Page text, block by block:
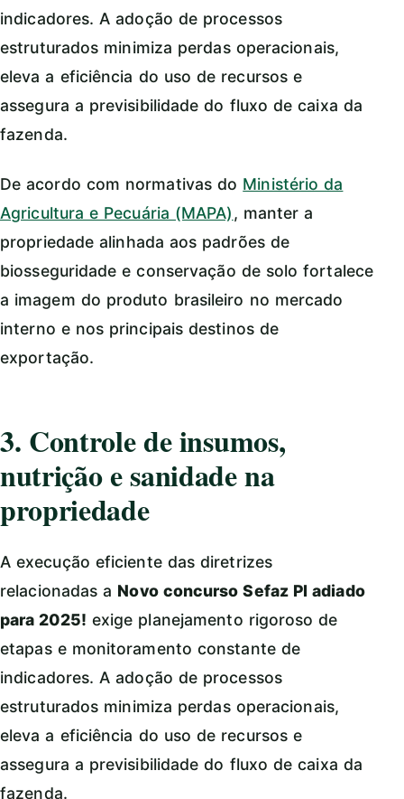
indicadores. A adoção de processos
estruturados minimiza perdas operacionais,
eleva a eficiência do uso de recursos e
assegura a previsibilidade do fluxo de caixa da
fazenda.
De acordo com normativas do Ministério da
Agricultura e Pecuária (MAPA), manter a
propriedade alinhada aos padrões de
biosseguridade e conservação de solo fortalece
a imagem do produto brasileiro no mercado
interno e nos principais destinos de
exportação.
3. Controle de insumos,
nutrição e sanidade na
propriedade
A execução eficiente das diretrizes
relacionadas a Novo concurso Sefaz PI adiado
para 2025! exige planejamento rigoroso de
etapas e monitoramento constante de
indicadores. A adoção de processos
estruturados minimiza perdas operacionais,
eleva a eficiência do uso de recursos e
assegura a previsibilidade do fluxo de caixa da
fazenda.